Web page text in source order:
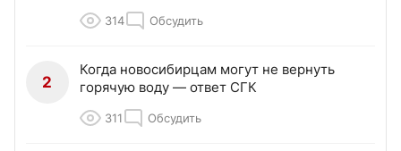
314 Обсудить
2
Когда новосибирцам могут не вернуть
горячую воду — ответ СГК
311 Обсудить